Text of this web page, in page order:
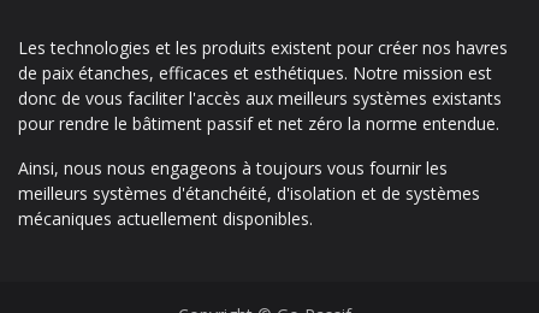
Les technologies et les produits existent pour créer nos havres
de paix étanches, efficaces et esthétiques. Notre mission est
donc de vous faciliter l'accès aux meilleurs systèmes existants
pour rendre le bâtiment passif et net zéro la norme entendue.
Ainsi, nous nous engageons à toujours vous fournir les
meilleurs systèmes d'étanchéité, d'isolation et de systèmes
mécaniques actuellement disponibles.